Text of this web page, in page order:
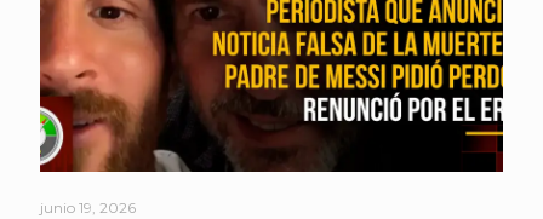
junio 19, 2026